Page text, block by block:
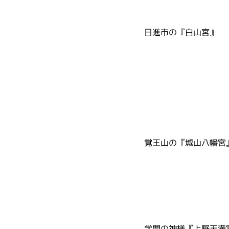
日進市の『白山宮』
覚王山の『城山八幡宮